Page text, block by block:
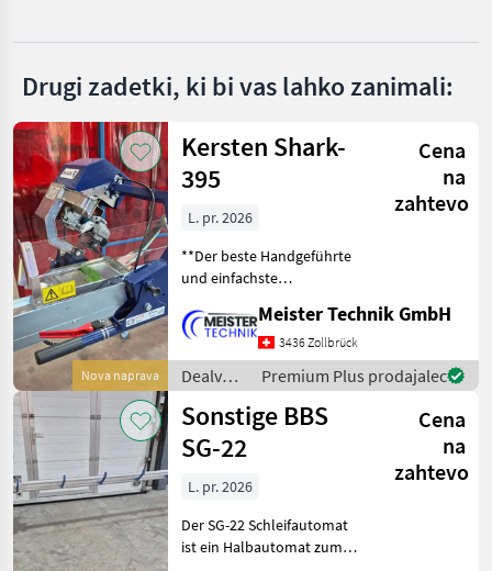
Drugi zadetki, ki bi vas lahko zanimali:
Nova naprava
Kersten Shark-
395
Cena
na
zahtevo
L. pr. 2026
**Der beste Handgeführte
und einfachste
momentan auf dem Markt
gibt!!** Folgende Varianten
sind erhältlich: **Shark-
175** Für Messerlänge
Meister Technik GmbH
3436 Zollbrück
Dealvnica
/
Kersten
Premium Plus prodajalec
Sonstige BBS
SG-22
Cena
na
zahtevo
L. pr. 2026
Der SG-22 Schleifautomat
ist ein Halbautomat zum